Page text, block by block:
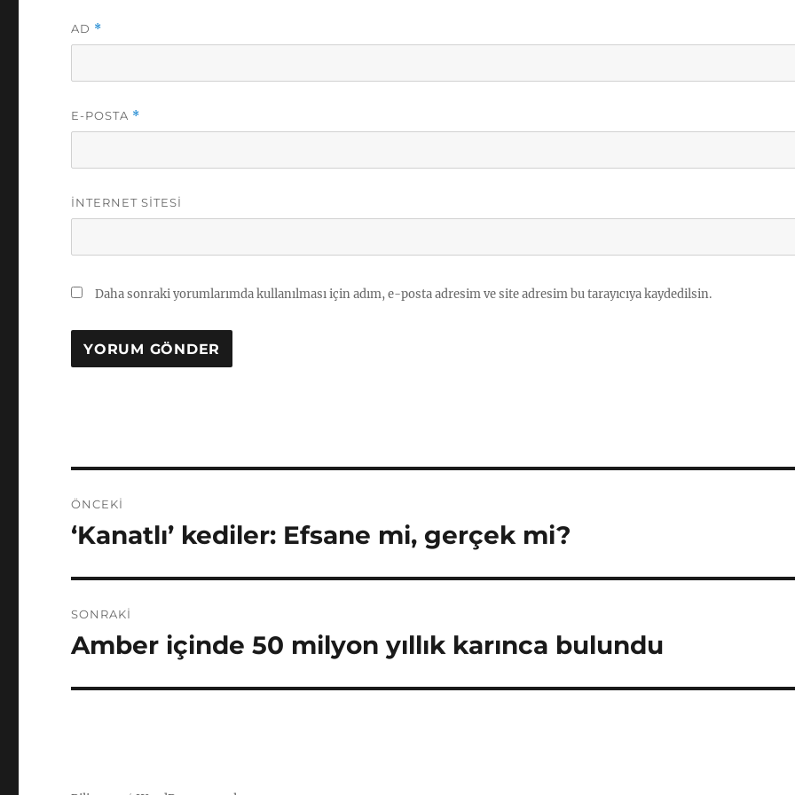
AD *
E-POSTA *
İNTERNET SITESI
Daha sonraki yorumlarımda kullanılması için adım, e-posta adresim ve site adresim bu tarayıcıya kaydedilsin.
gezinmesi
ÖNCEKI
Önceki
‘Kanatlı’ kediler: Efsane mi, gerçek mi?
SONRAKI
Sonraki
Amber içinde 50 milyon yıllık karınca bulundu